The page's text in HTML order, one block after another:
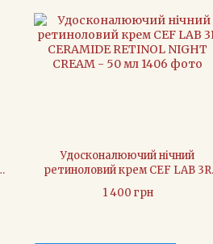
Удосконалюючий нічний
ретиноловий крем CEF LAB 3R
CERAMIDE RETINOL NIGHT
CREAM - 50 мл
1 400 грн